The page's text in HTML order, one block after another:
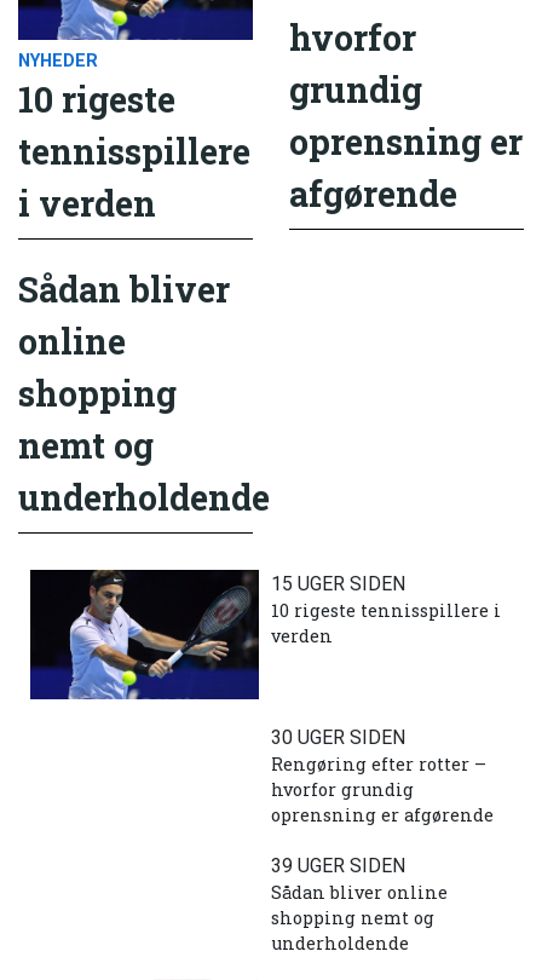
NYHEDER
10 rigeste
tennisspillere
i verden
hvorfor
grundig
oprensning er
afgørende
Sådan bliver
online
shopping
nemt og
underholdende
15 UGER SIDEN
10 rigeste tennisspillere i
verden
30 UGER SIDEN
Rengøring efter rotter –
hvorfor grundig
oprensning er afgørende
39 UGER SIDEN
Sådan bliver online
shopping nemt og
underholdende